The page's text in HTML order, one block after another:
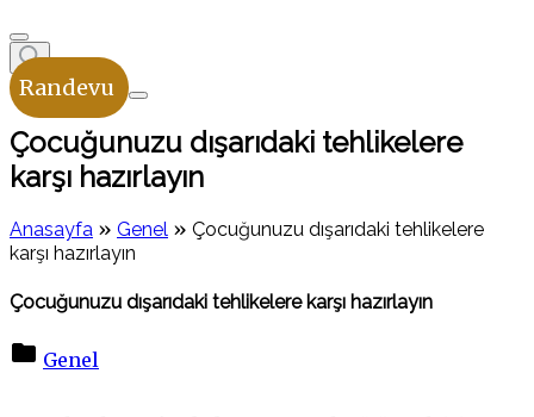
Randevu
Çocuğunuzu dışarıdaki tehlikelere
karşı hazırlayın
Anasayfa » Genel » Çocuğunuzu dışarıdaki tehlikelere
karşı hazırlayın
Çocuğunuzu dışarıdaki tehlikelere karşı hazırlayın
Genel